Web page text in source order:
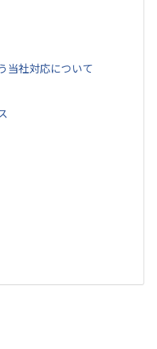
当社対応について